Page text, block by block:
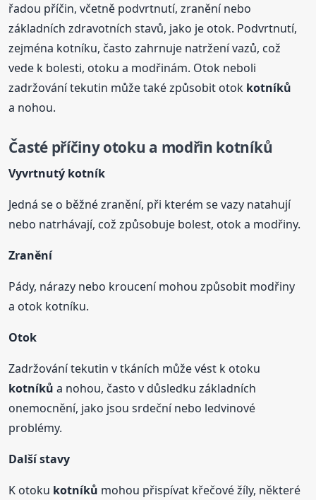
řadou příčin, včetně podvrtnutí, zranění nebo
základních zdravotních stavů, jako je otok. Podvrtnutí,
zejména kotníku, často zahrnuje natržení vazů, což
vede k bolesti, otoku a modřinám. Otok neboli
zadržování tekutin může také způsobit otok kotníků
a nohou.
Časté příčiny otoku a modřin kotníků
Vyvrtnutý kotník
Jedná se o běžné zranění, při kterém se vazy natahují
nebo natrhávají, což způsobuje bolest, otok a modřiny.
Zranění
Pády, nárazy nebo kroucení mohou způsobit modřiny
a otok kotníku.
Otok
Zadržování tekutin v tkáních může vést k otoku
kotníků a nohou, často v důsledku základních
onemocnění, jako jsou srdeční nebo ledvinové
problémy.
Další stavy
K otoku kotníků mohou přispívat křečové žíly, některé